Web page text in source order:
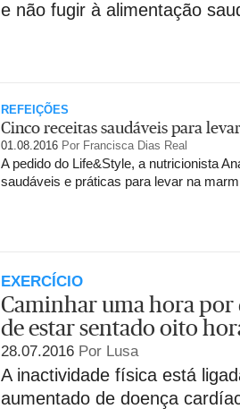
e não fugir à alimentação
REFEIÇÕES
Cinco receitas saudáveis para
01.08.2016 Por Francisca Dias Real
A pedido do Life&Style, a nutricionista
saudáveis e práticas para levar na
EXERCÍCIO
Caminhar uma hora por
de estar sentado oito
28.07.2016 Por Lusa
A inactividade física está
aumentado de doença